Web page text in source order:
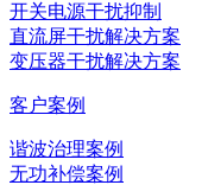
开关电源干扰抑制
直流屏干扰解决方案
变压器干扰解决方案
客户案例
谐波治理案例
无功补偿案例